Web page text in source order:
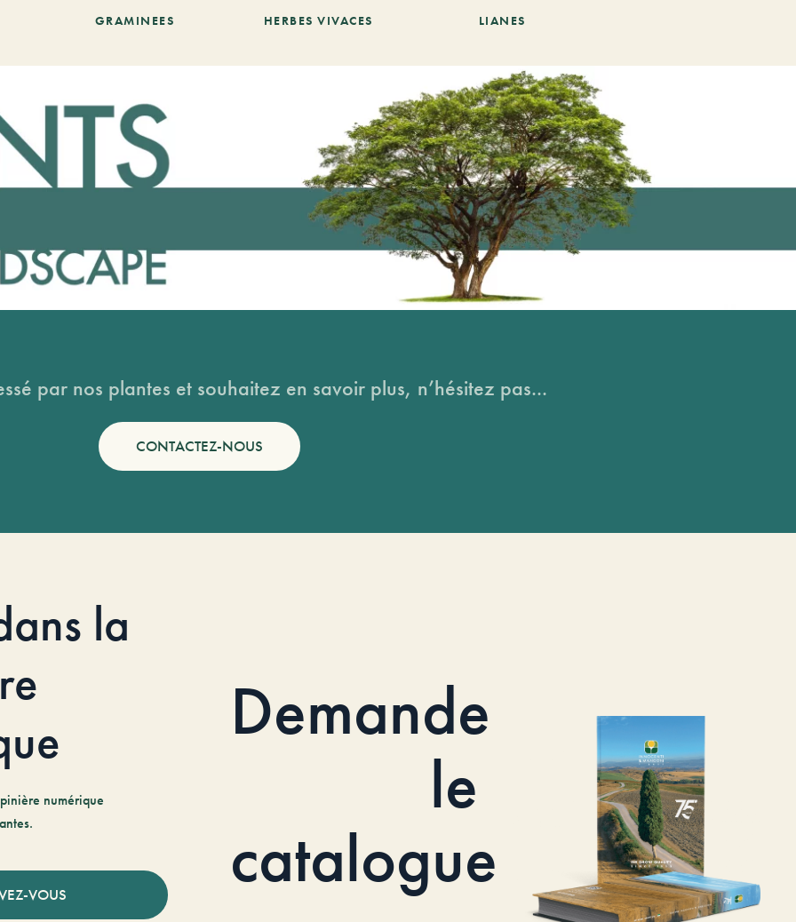
GRAMINEES HERBES VIVACES LIANES
par nos plantes et souhaitez en savoir plus, n’hésitez pas...
CONTACTEZ-NOUS
la
numérique
VOUS
Demande
le
catalogue